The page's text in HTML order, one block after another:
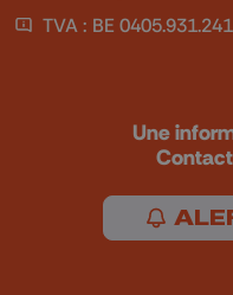
TVA : BE 0405.931.241
Une